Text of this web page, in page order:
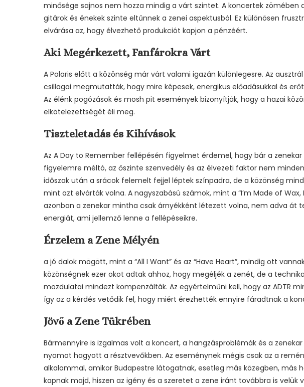
minősége sajnos nem hozza mindig a várt szintet. A koncertek
gitárok és énekek szinte eltűnnek a zenei aspektusból. Ez különösen
elvárása az, hogy élvezhető produkciót kapjon a pénzéért.
Aki Megérkezett, Fanfárokra Várt
A Polaris előtt a közönség már várt valami igazán különlegesre. Az
csillagai megmutatták, hogy mire képesek, energikus előadásukkal és
Az élénk pogózások és mosh pit események bizonyítják, hogy a hazai
elkötelezettségét éli meg.
Tiszteletadás és Kihívások
Az A Day to Remember fellépésén figyelmet érdemel, hogy bár a
figyelemre méltó, az őszinte szenvedély és az élvezeti faktor nem
időszak után a srácok felemelt fejjel léptek színpadra, de a közönség
mint azt elvárták volna. A nagyszabású számok, mint a “I’m Made of Wax,
azonban a zenekar mintha csak árnyékként létezett volna, nem adva át
energiát, ami jellemző lenne a fellépéseikre.
Érzelem a Zene Mélyén
a jó dalok mögött, mint a “All I Want” és az “Have Heart”, mindig ott
közönségnek ezer okot adtak ahhoz, hogy megéljék a zenét, de a
mozdulatai mindezt kompenzálták. Az egyértelműni kell, hogy az ADTR
így az a kérdés vetődik fel, hogy miért érezhették ennyire fáradtnak a
Jövő a Zene Tükrében
Bármennyire is izgalmas volt a koncert, a hangzásproblémák és a
nyomot hagyott a résztvevőkben. Az eseménynek mégis csak az a
alkalommal, amikor Budapestre látogatnak, esetleg más közegben, más
kapnak majd, hiszen az igény és a szeretet a zene iránt továbbra is velük